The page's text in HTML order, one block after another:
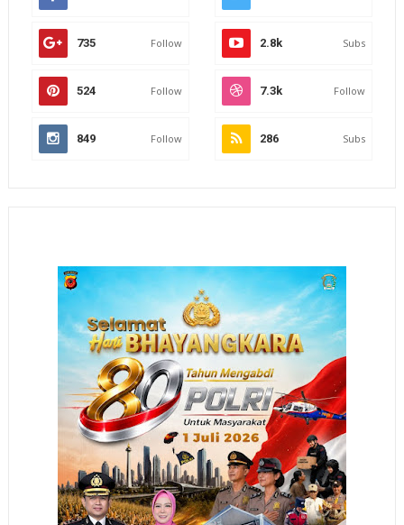
735 Follow 2.8k Subs
524 Follow 7.3k Follow
849 Follow 286 Subs